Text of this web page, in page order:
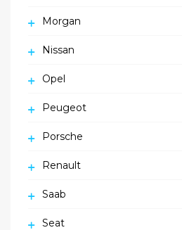
Morgan
Nissan
Opel
Peugeot
Porsche
Renault
Saab
Seat